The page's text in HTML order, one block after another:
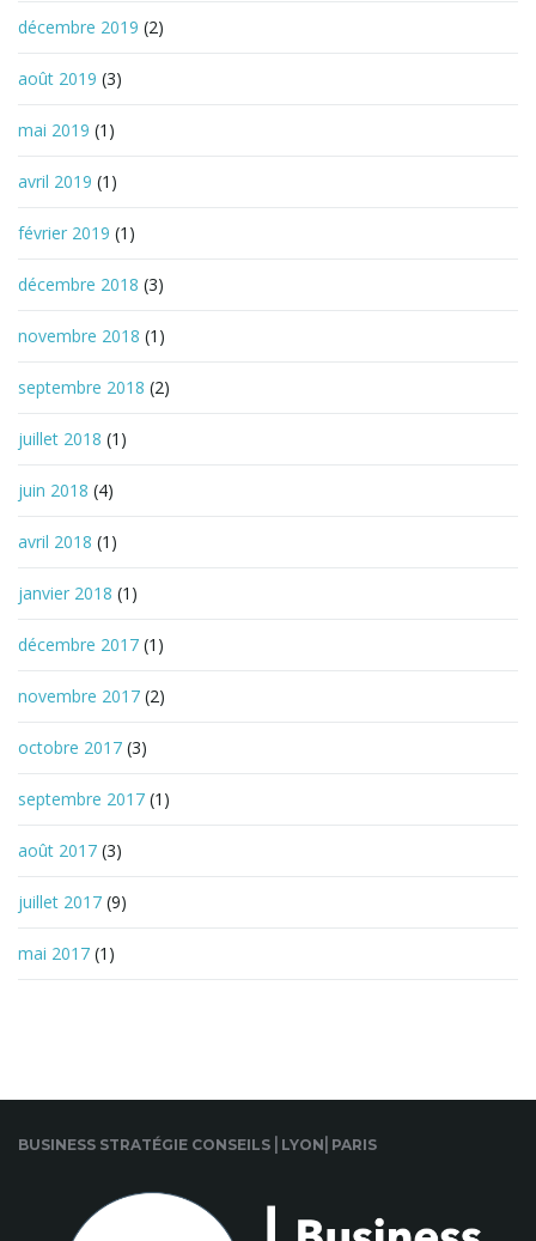
décembre 2019 (2)
août 2019 (3)
mai 2019 (1)
avril 2019 (1)
février 2019 (1)
décembre 2018 (3)
novembre 2018 (1)
septembre 2018 (2)
juillet 2018 (1)
juin 2018 (4)
avril 2018 (1)
janvier 2018 (1)
décembre 2017 (1)
novembre 2017 (2)
octobre 2017 (3)
septembre 2017 (1)
août 2017 (3)
juillet 2017 (9)
mai 2017 (1)
BUSINESS STRATÉGIE CONSEILS ⎜LYON⎜PARIS